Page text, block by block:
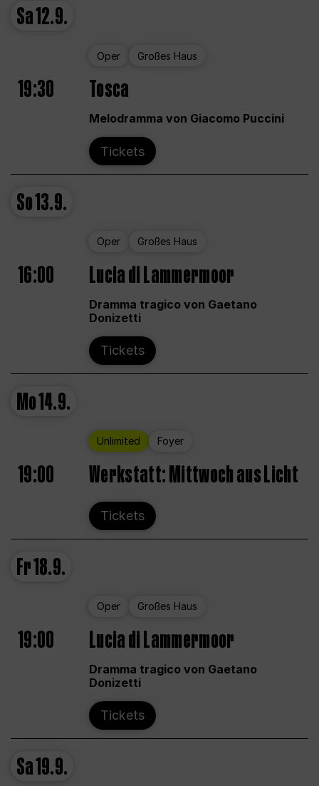
Sa12.9.
Oper Großes Haus
19:30 Tosca
Melodramma von Giacomo Puccini
Tickets
So13.9.
Oper Großes Haus
16:00 Lucia di Lammermoor
Dramma tragico von Gaetano
Donizetti
Tickets
Mo14.9.
Unlimited Foyer
19:00 Werkstatt: Mittwoch aus Licht
Tickets
Fr18.9.
Oper Großes Haus
19:00 Lucia di Lammermoor
Dramma tragico von Gaetano
Donizetti
Tickets
Sa19.9.